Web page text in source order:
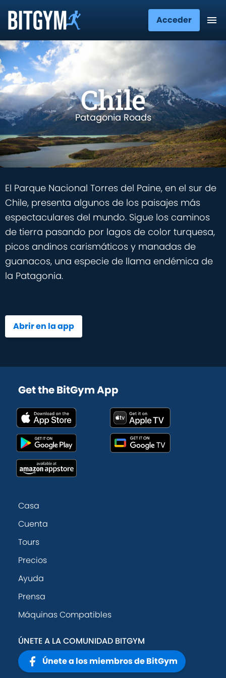
Acceder
Chile
Patagonia Roads
El Parque Nacional Torres del Paine, en el sur de
Chile, presenta algunos de los paisajes más
espectaculares del mundo. Sigue los caminos
de tierra pasando por lagos de color turquesa,
picos andinos carismáticos y manadas de
guanacos, una especie de llama endémica de
la Patagonia.
Abrir en la app
Get the BitGym App
Casa
Cuenta
Tours
Precios
Ayuda
Prensa
Máquinas Compatibles
ÚNETE A LA COMUNIDAD BITGYM
Únete a los miembros de BitGym